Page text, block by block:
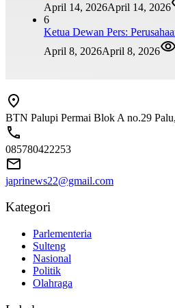
April 14, 2026April 14, 2026
6
Ketua Dewan Pers:
April 8, 2026April 8, 2026
BTN Palupi Permai Blok A no.29
085780422253
japrinews22@gmail.com
Kategori
Parlementeria
Sulteng
Nasional
Politik
Olahraga